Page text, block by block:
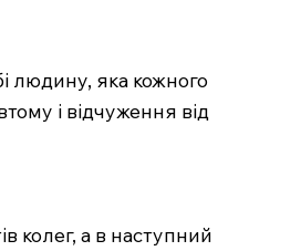
людину, яка кожного
і відчуження від
колег, а в наступний